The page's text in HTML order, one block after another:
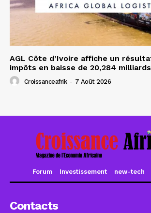
AGL Côte d’Ivoire affiche un
impôts en baisse de 20,284
Croissanceafrik - 7 Août 2026
Forum Investissement new-tech
Contacts